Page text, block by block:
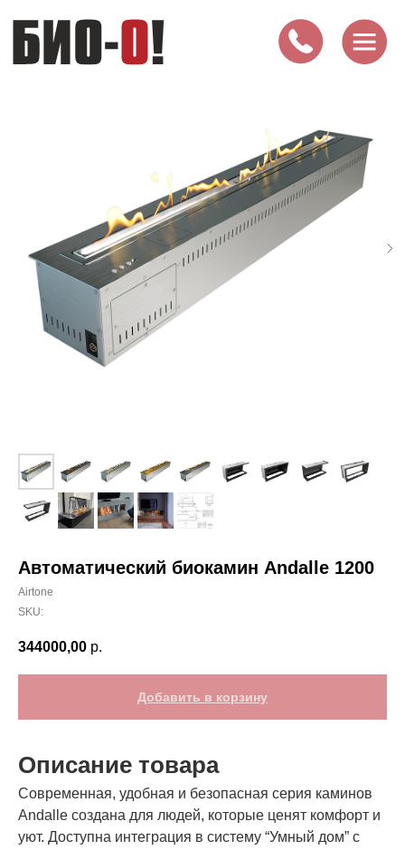
Автоматический биокамин Andalle 1200
Airtone
SKU:
344000,00 р.
Добавить в корзину
Описание товара
Современная, удобная и безопасная серия каминов
Andalle создана для людей, которые ценят комфорт и
уют. Доступна интеграция в систему “Умный дом” с